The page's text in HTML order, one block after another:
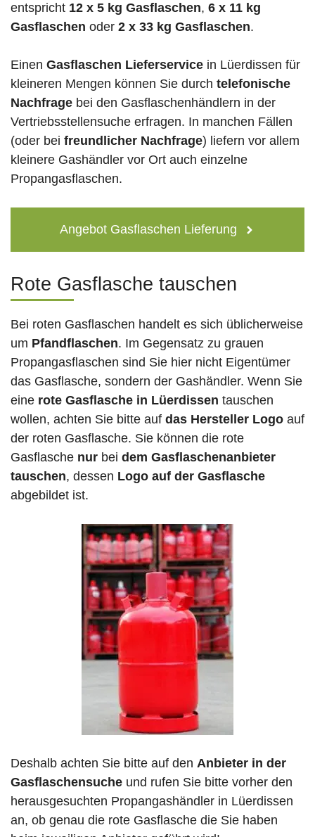
entspricht 12 x 5 kg Gasflaschen, 6 x 11 kg
Gasflaschen oder 2 x 33 kg Gasflaschen.
Einen Gasflaschen Lieferservice in Lüerdissen für
kleineren Mengen können Sie durch telefonische
Nachfrage bei den Gasflaschenhändlern in der
Vertriebsstellensuche erfragen. In manchen Fällen
(oder bei freundlicher Nachfrage) liefern vor allem
kleinere Gashändler vor Ort auch einzelne
Propangasflaschen.
Angebot Gasflaschen Lieferung
Rote Gasflasche tauschen
Bei roten Gasflaschen handelt es sich üblicherweise
um Pfandflaschen. Im Gegensatz zu grauen
Propangasflaschen sind Sie hier nicht Eigentümer
das Gasflasche, sondern der Gashändler. Wenn Sie
eine rote Gasflasche in Lüerdissen tauschen
wollen, achten Sie bitte auf das Hersteller Logo auf
der roten Gasflasche. Sie können die rote
Gasflasche nur bei dem Gasflaschenanbieter
tauschen, dessen Logo auf der Gasflasche
abgebildet ist.
Deshalb achten Sie bitte auf den Anbieter in der
Gasflaschensuche und rufen Sie bitte vorher den
herausgesuchten Propangashändler in Lüerdissen
an, ob genau die rote Gasflasche die Sie haben